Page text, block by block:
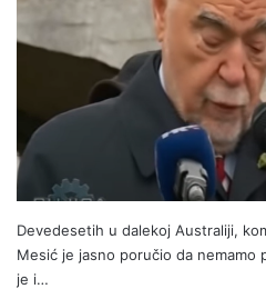
Devedesetih u dalekoj Australiji,
Mesić je jasno poručio da
je i…